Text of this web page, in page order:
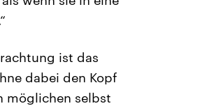
ist das
dabei den Kopf
möglichen selbst